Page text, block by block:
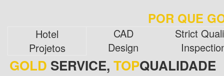
POR QUE
Hotel
Projetos
CAD
Design
Strict
GOLD SERVICE, TOPQUALIDADE